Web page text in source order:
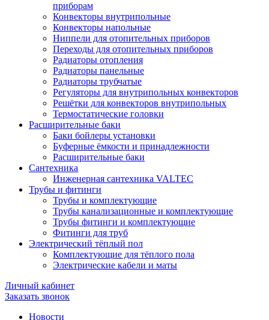
приборам
Конвекторы внутрипольные
Конвекторы напольные
Ниппели для отопительных приборов
Переходы для отопительных приборов
Радиаторы отопления
Радиаторы панельные
Радиаторы трубчатые
Регуляторы для внутрипольных конвекторов
Решётки для конвекторов внутрипольных
Термостатические головки
Расширительные баки
Баки бойлеры установки
Буферные ёмкости и принадлежности
Расширительные баки
Сантехника
Инженерная сантехника VALTEC
Трубы и фитинги
Трубы и комплектующие
Трубы канализационные и комплектующие
Трубы фитинги и комплектующие
Фитинги для труб
Электрический тёплый пол
Комплектующие для тёплого пола
Электрические кабели и маты
Личный кабинет
Заказать звонок
Новости